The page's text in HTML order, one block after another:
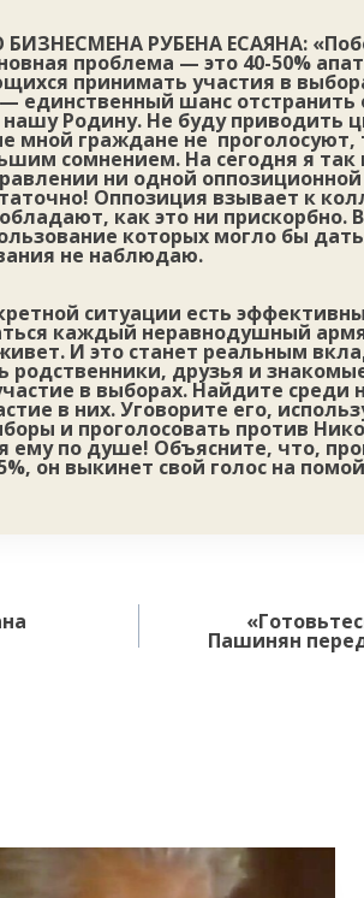
РУБЕНА ЕСАЯНА:
проблема — это 40-50%
принимать участия в
единственный шанс отстранить
Родину. Не буду приводить
мной граждане не проголосуют,
сомнением. На сегодня я так
ни одной
Оппозиция взывает к
как это ни прискорбно.
которых могло бы
не наблюдаю.
ситуации есть
каждый неравнодушный
И это станет реальным
родственники, друзья и
в выборах. Найдите среди
в них. Уговорите его,
и проголосовать против
ему по душе! Объясните, что,
он выкинет свой голос на
Пашинян